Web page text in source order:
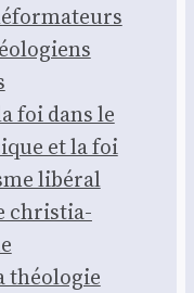
foi dans le
et la foi
libé­ral
chris­tia­
théo­lo­gie